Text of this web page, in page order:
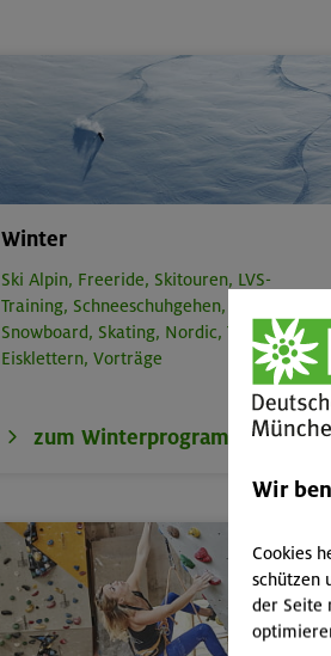
Winter
Ski Alpin, Freeride, Skitouren, LVS-
Training, Schneeschuhgehen,
Snowboard, Skating, Nordic, Telemark,
Eisklettern, Vorträge
zum Winterprogramm
Wir
Cookies
schützen
der Seite